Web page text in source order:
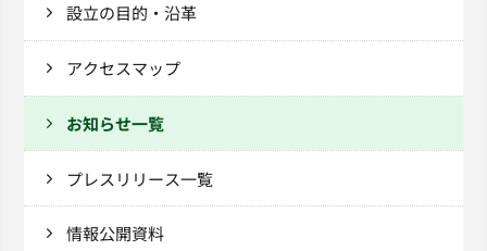
設立の目的・沿革
アクセスマップ
お知らせ一覧
プレスリリース一覧
情報公開資料